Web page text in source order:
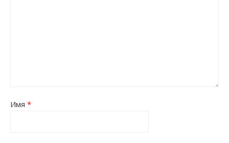
Имя *